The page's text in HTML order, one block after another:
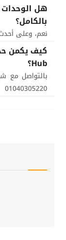
هل الوحدات
بالكامل؟
نعم، وعلى
Hub؟
01040305220